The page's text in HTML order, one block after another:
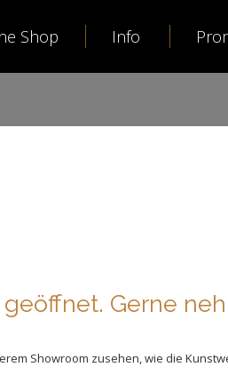
Shop Info
Gerne
Showroom zusehen, wie die